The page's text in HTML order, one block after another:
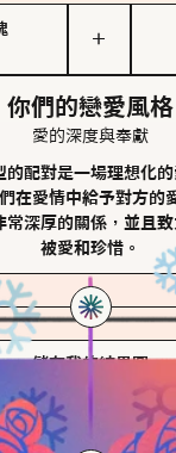
＋
你們的戀愛風格
愛的深度與奉獻
的配對是一場理想化
在愛情中給予對方的
常深厚的關係，並且致
被愛和珍惜。
儲存我的結果圖
查看香氛類型